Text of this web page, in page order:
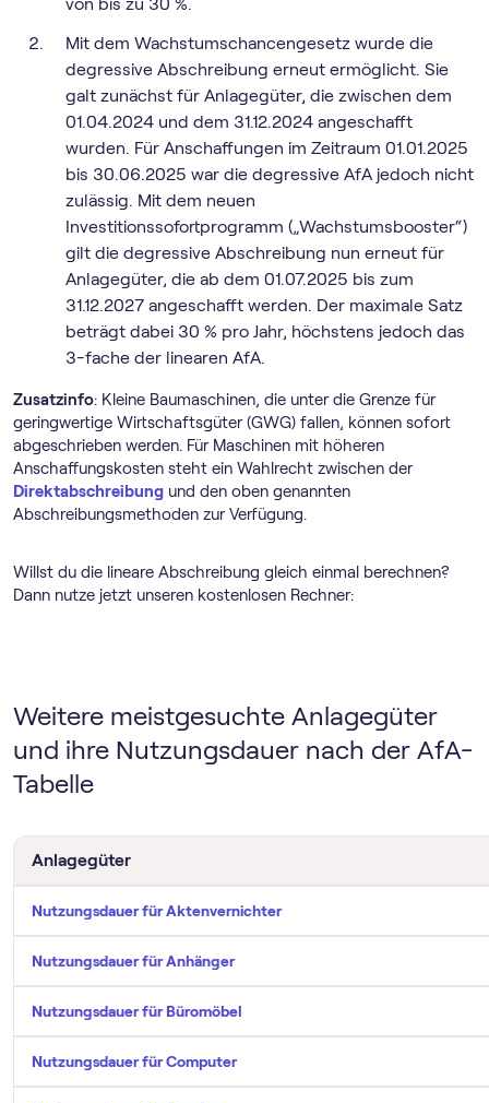
von bis zu 30 %.
Mit dem Wachstumschancengesetz wurde die
degressive Abschreibung erneut ermöglicht. Sie
galt zunächst für Anlagegüter, die zwischen dem
01.04.2024 und dem 31.12.2024 angeschafft
wurden. Für Anschaffungen im Zeitraum 01.01.2025
bis 30.06.2025 war die degressive AfA jedoch nicht
zulässig. Mit dem neuen
Investitionssofortprogramm („Wachstumsbooster“)
gilt die degressive Abschreibung nun erneut für
Anlagegüter, die ab dem 01.07.2025 bis zum
31.12.2027 angeschafft werden. Der maximale Satz
beträgt dabei 30 % pro Jahr, höchstens jedoch das
3-fache der linearen AfA.
Zusatzinfo: Kleine Baumaschinen, die unter die Grenze für
geringwertige Wirtschaftsgüter (GWG) fallen, können sofort
abgeschrieben werden. Für Maschinen mit höheren
Anschaffungskosten steht ein Wahlrecht zwischen der
Direktabschreibung und den oben genannten
Abschreibungsmethoden zur Verfügung.
Willst du die lineare Abschreibung gleich einmal berechnen?
Dann nutze jetzt unseren kostenlosen Rechner:
Weitere meistgesuchte Anlagegüter
und ihre Nutzungsdauer nach der AfA-
Tabelle
Anlagegüter
Nutzungsdauer für Aktenvernichter
Nutzungsdauer für Anhänger
Nutzungsdauer für Büromöbel
Nutzungsdauer für Computer